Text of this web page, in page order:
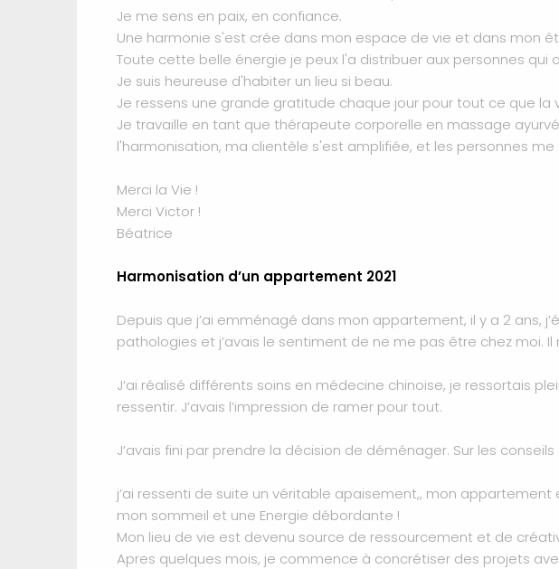
Je me sens en paix, en confiance.
Une harmonie s'est crée dans mon espace de vie et dans mon
Toute cette belle énergie je peux l'a distribuer aux personnes qui
Je suis heureuse d'habiter un lieu si beau.
Je ressens une grande gratitude chaque jour pour tout ce que la
Je travaille en tant que thérapeute corporelle en massage
l'harmonisation, ma clientèle s'est amplifiée, et les personnes
Merci la Vie !
Merci Victor !
Béatrice
Harmonisation d’un appartement 2021
Depuis que j’ai emménagé dans mon appartement, il y a 2 ans,
pathologies et j’avais le sentiment de ne me pas être chez
J’ai réalisé différents soins en médecine chinoise, je ressortais
ressentir. J’avais l’impression de ramer pour tout.
J’avais fini par prendre la décision de déménager. Sur les
j’ai ressenti de suite un véritable apaisement,, mon
mon sommeil et une Energie débordante !
Mon lieu de vie est devenu source de ressourcement et de
Apres quelques mois, je commence à concrétiser des projets